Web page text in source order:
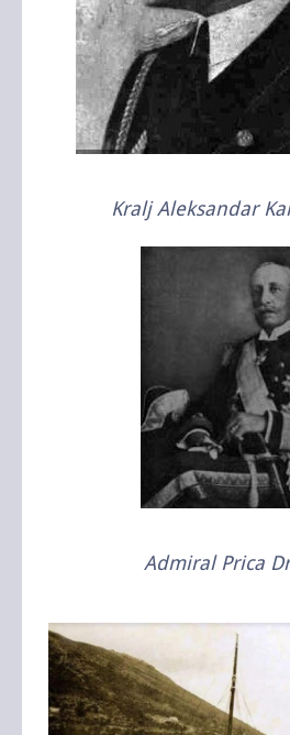
Kralj Aleksandar
Admiral Prica